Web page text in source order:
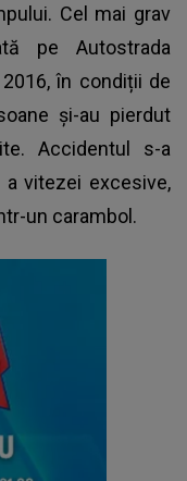
Cel mai grav
pe Autostrada
în condiții de
și-au pierdut
Accidentul s-a
vitezei excesive,
un carambol.